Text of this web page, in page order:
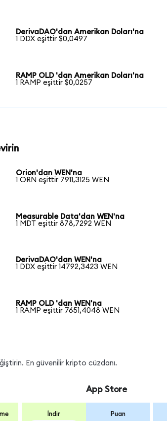
DerivaDAO'dan Amerikan Doları'na
1 DDX eşittir $0,0497
RAMP OLD 'dan Amerikan Doları'na
1 RAMP eşittir $0,0257
Orion'dan WEN'na
1 ORN eşittir 7911,3125 WEN
Measurable Data'dan WEN'na
1 MDT eşittir 878,7292 WEN
DerivaDAO'dan WEN'na
1 DDX eşittir 14792,3423 WEN
RAMP OLD 'dan WEN'na
1 RAMP eşittir 7651,4048 WEN
En güvenilir kripto cüzdanı.
İndir
App Store
Puan